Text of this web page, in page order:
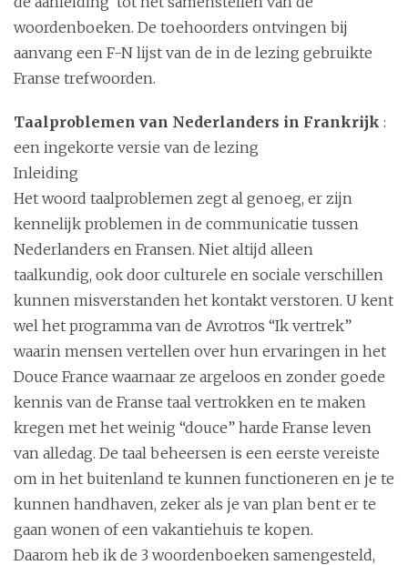
woordenboeken. De toehoorders ontvingen bij
aanvang een F-N lijst van de in de lezing gebruikte
Franse trefwoorden.
Taalproblemen van Nederlanders in Frankrijk :
een ingekorte versie van de lezing
Inleiding
Het woord taalproblemen zegt al genoeg, er zijn
kennelijk problemen in de communicatie tussen
Nederlanders en Fransen. Niet altijd alleen
taalkundig, ook door culturele en sociale verschillen
kunnen misverstanden het kontakt verstoren. U kent
wel het programma van de Avrotros “Ik vertrek”
waarin mensen vertellen over hun ervaringen in het
Douce France waarnaar ze argeloos en zonder goede
kennis van de Franse taal vertrokken en te maken
kregen met het weinig “douce” harde Franse leven
van alledag. De taal beheersen is een eerste vereiste
om in het buitenland te kunnen functioneren en je te
kunnen handhaven, zeker als je van plan bent er te
gaan wonen of een vakantiehuis te kopen.
Daarom heb ik de 3 woordenboeken samengesteld,